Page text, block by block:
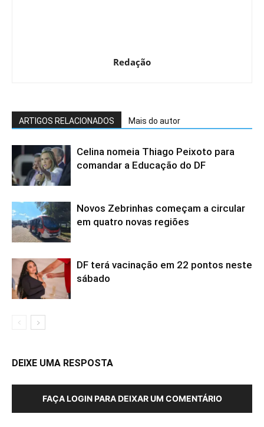
Redação
ARTIGOS RELACIONADOS Mais do autor
Celina nomeia Thiago Peixoto para
comandar a Educação do DF
Novos Zebrinhas começam a circular
em quatro novas regiões
DF terá vacinação em 22 pontos neste
sábado
DEIXE UMA RESPOSTA
FAÇA LOGIN PARA DEIXAR UM COMENTÁRIO